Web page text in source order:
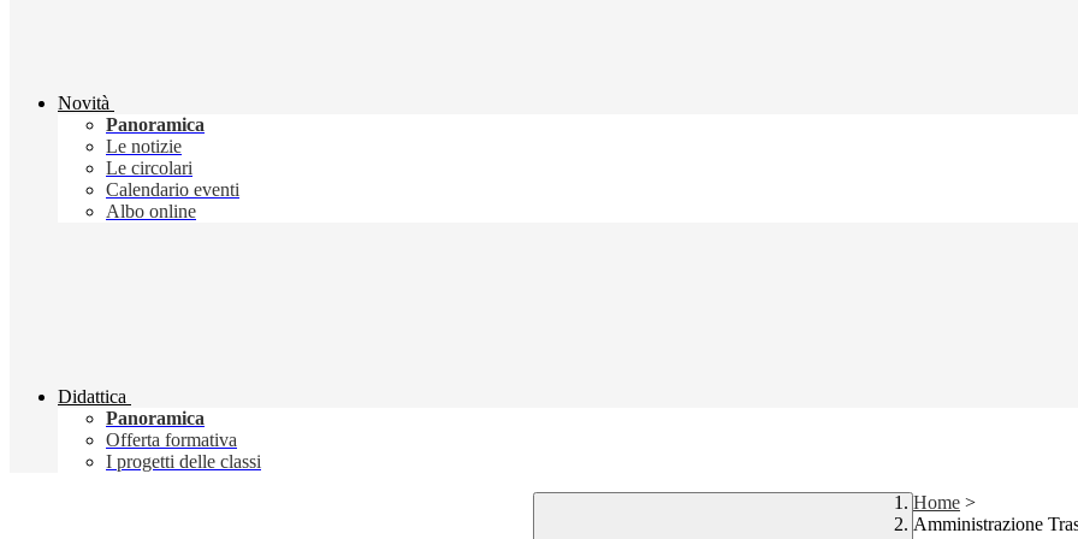
Novità
Panoramica
Le notizie
Le circolari
Calendario eventi
Albo online
Didattica
Panoramica
Offerta formativa
I progetti delle classi
Home >
Amministrazione